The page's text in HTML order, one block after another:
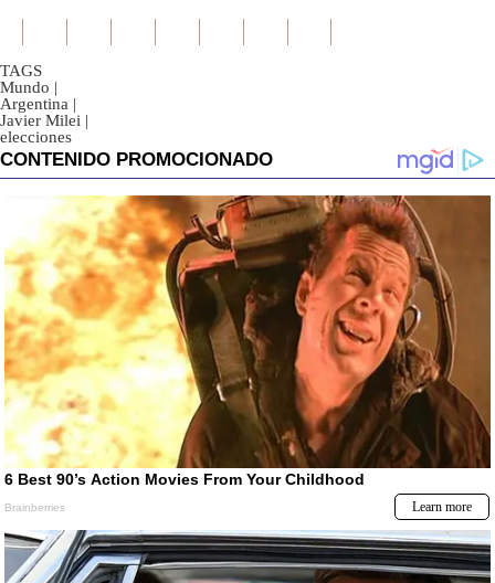
TAGS
Mundo |
Argentina |
Javier Milei |
elecciones